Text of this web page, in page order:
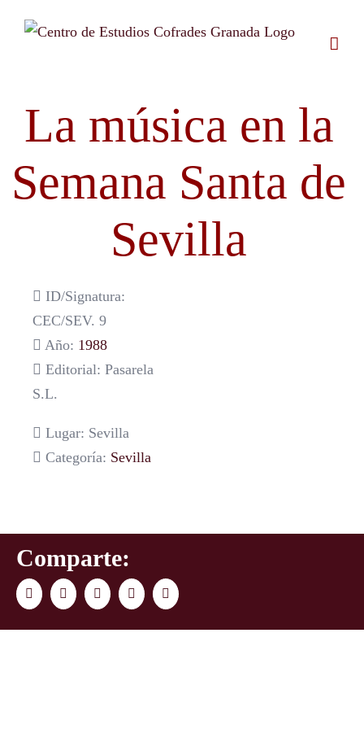
La música en la
Semana Santa de
Sevilla
ID/Signatura:
CEC/SEV. 9
Año: 1988
Editorial: Pasarela
S.L.
Lugar: Sevilla
Categoría: Sevilla
Comparte:
FacebookTwitter LinkedInWhatsAppCorreo
electrónico